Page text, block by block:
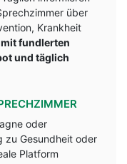
über
Krankheit
fundlerten
und täglich
oder
zu Gesundheit oder
Platform